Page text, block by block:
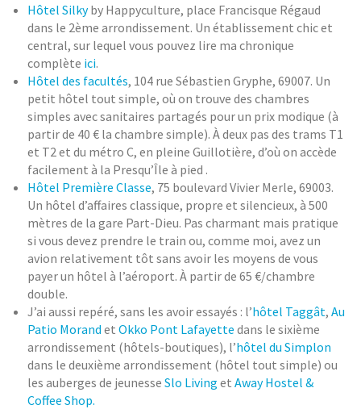
Hôtel Silkyby Happyculture, place Francisque Régaud
dans le 2ème arrondissement. Un établissement chic et
central, sur lequel vous pouvez lire ma chronique
complète ici.
Hôtel des facultés, 104 rue Sébastien Gryphe, 69007. Un
petit hôtel tout simple, où on trouve des chambres
simples avec sanitaires partagés pour un prix modique (à
partir de 40 € la chambre simple). À deux pas des trams T1
et T2 et du métro C, en pleine Guillotière, d’où on accède
facilement à la Presqu’Île à pied .
Hôtel Première Classe, 75 boulevard Vivier Merle, 69003.
Un hôtel d’affaires classique, propre et silencieux, à 500
mètres de la gare Part-Dieu. Pas charmant mais pratique
si vous devez prendre le train ou, comme moi, avez un
avion relativement tôt sans avoir les moyens de vous
payer un hôtel à l’aéroport. À partir de 65 €/chambre
double.
J’ai aussi repéré, sans les avoir essayés : l’hôtel Taggât,Au
Patio Morand etOkko Pont Lafayette dans le sixième
arrondissement (hôtels-boutiques), l’hôtel du Simplon
dans le deuxième arrondissement (hôtel tout simple) ou
les auberges de jeunesseSlo Living etAway Hostel &
Coffee Shop.